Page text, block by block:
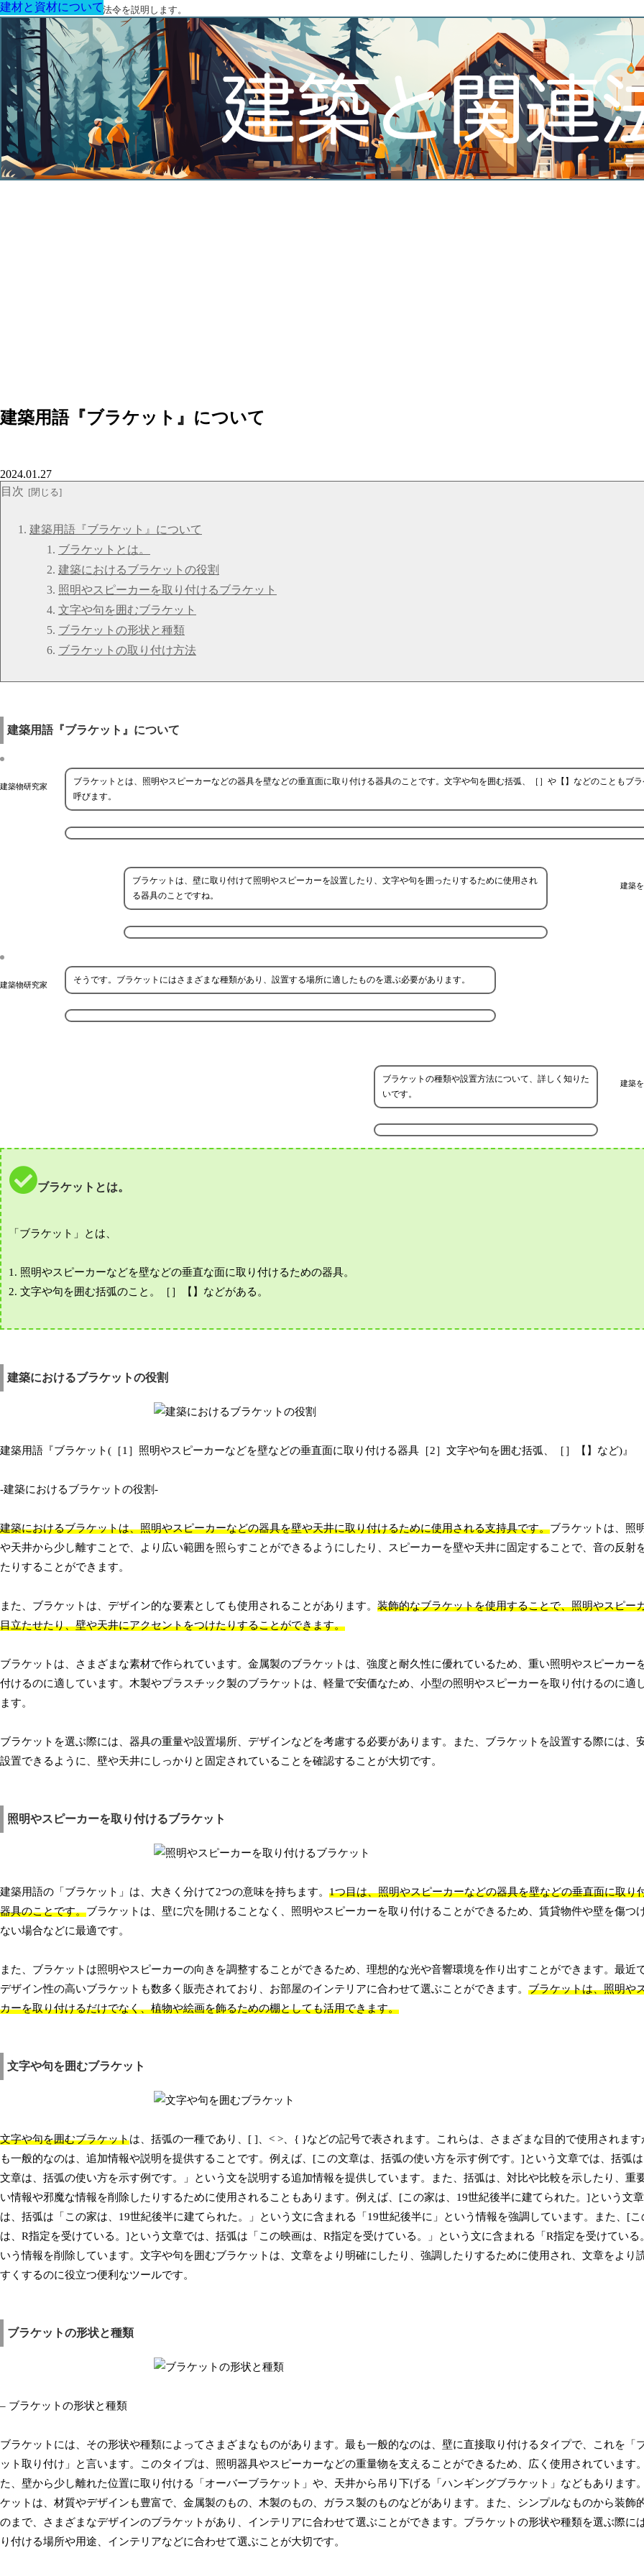
建築に関する用語と関連法令を説明します。
建築用語『ブラケット』について
建材と資材について
2024.01.27
目次
建築用語『ブラケット』について
ブラケットとは。
建築におけるブラケットの役割
照明やスピーカーを取り付けるブラケット
文字や句を囲むブラケット
ブラケットの形状と種類
ブラケットの取り付け方法
建築用語『ブラケット』について
建築物研究家
ブラケットとは、照明やスピーカーなどの器具を壁などの垂直面に取り付ける器具のことです。文字や句を囲む括弧、［］や【】などのこともブ
呼びます。
建築
ブラケットは、壁に取り付けて照明やスピーカーを設置したり、文字や句を囲ったりするために使用され
る器具のことですね。
建築物研究家 そうです。ブラケットにはさまざまな種類があり、設置する場所に適したものを選ぶ必要があります。
建築
ブラケットの種類や設置方法について、詳しく知りた
いです。
ブラケットとは。
「ブラケット」とは、
1. 照明やスピーカーなどを壁などの垂直な面に取り付けるための器具。
2. 文字や句を囲む括弧のこと。［］【】などがある。
建築におけるブラケットの役割
建築用語『ブラケット(［1］照明やスピーカーなどを壁などの垂直面に取り付ける器具［2］文字や句を囲む括弧、［］【】など)』
-建築におけるブラケットの役割-
建築におけるブラケットは、照明やスピーカーなどの器具を壁や天井に取り付けるために使用される支持具です。ブラケットは、照
や天井から少し離すことで、より広い範囲を照らすことができるようにしたり、スピーカーを壁や天井に固定することで、音の反射
たりすることができます。
また、ブラケットは、デザイン的な要素としても使用されることがあります。 装飾的なブラケットを使用することで、照明やスピー
目立たせたり、壁や天井にアクセントをつけたりすることができます。
ブラケットは、さまざまな素材で作られています。金属製のブラケットは、強度と耐久性に優れているため、重い照明やスピーカー
付けるのに適しています。木製やプラスチック製のブラケットは、軽量で安価なため、小型の照明やスピーカーを取り付けるのに適
ます。
ブラケットを選ぶ際には、器具の重量や設置場所、デザインなどを考慮する必要があります。また、ブラケットを設置する際には、
設置できるように、壁や天井にしっかりと固定されていることを確認することが大切です。
照明やスピーカーを取り付けるブラケット
建築用語の「ブラケット」は、大きく分けて2つの意味を持ちます。 1つ目は、照明やスピーカーなどの器具を壁などの垂直面に取り
器具のことです。ブラケットは、壁に穴を開けることなく、照明やスピーカーを取り付けることができるため、賃貸物件や壁を傷つ
ない場合などに最適です。
また、ブラケットは照明やスピーカーの向きを調整することができるため、理想的な光や音響環境を作り出すことができます。最近
デザイン性の高いブラケットも数多く販売されており、お部屋のインテリアに合わせて選ぶことができます。 ブラケットは、照明や
カーを取り付けるだけでなく、植物や絵画を飾るための棚としても活用できます。
文字や句を囲むブラケット
文字や句を囲むブラケットは、括弧の一種であり、[ ]、< >、{ }などの記号で表されます。これらは、さまざまな目的で使用されます
も一般的なのは、追加情報や説明を提供することです。例えば、[この文章は、括弧の使い方を示す例です。]という文章では、括弧
文章は、括弧の使い方を示す例です。」という文を説明する追加情報を提供しています。また、括弧は、対比や比較を示したり、重
い情報や邪魔な情報を削除したりするために使用されることもあります。例えば、[この家は、19世紀後半に建てられた。]という文
は、括弧は「この家は、19世紀後半に建てられた。」という文に含まれる「19世紀後半に」という情報を強調しています。また、[こ
は、R指定を受けている。]という文章では、括弧は「この映画は、R指定を受けている。」という文に含まれる「R指定を受けている
いう情報を削除しています。文字や句を囲むブラケットは、文章をより明確にしたり、強調したりするために使用され、文章をより
すくするのに役立つ便利なツールです。
ブラケットの形状と種類
– ブラケットの形状と種類
ブラケットには、その形状や種類によってさまざまなものがあります。最も一般的なのは、壁に直接取り付けるタイプで、これを「
ット取り付け」と言います。このタイプは、照明器具やスピーカーなどの重量物を支えることができるため、広く使用されています
た、壁から少し離れた位置に取り付ける「オーバーブラケット」や、天井から吊り下げる「ハンギングブラケット」などもあります
ケットは、材質やデザインも豊富で、金属製のもの、木製のもの、ガラス製のものなどがあります。また、シンプルなものから装飾
のまで、さまざまなデザインのブラケットがあり、インテリアに合わせて選ぶことができます。ブラケットの形状や種類を選ぶ際に
り付ける場所や用途、インテリアなどに合わせて選ぶことが大切です。
建材と資材について
建材と資材について
建材と資材について
建材と資材について
建材と資材について
建材と資材について